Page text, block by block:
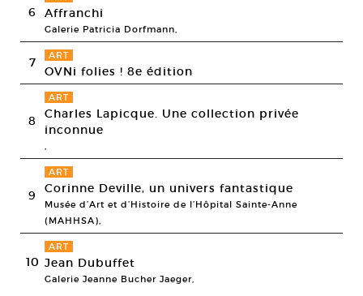
6 Affranchi
Galerie Patricia Dorfmann,
7 ART
OVNi folies ! 8e édition
8
ART
Charles Lapicque. Une collection privée
inconnue
,
9
ART
Corinne Deville, un univers fantastique
Musée d’Art et d’Histoire de l’Hôpital Sainte-Anne
(MAHHSA),
10
ART
Jean Dubuffet
Galerie Jeanne Bucher Jaeger,